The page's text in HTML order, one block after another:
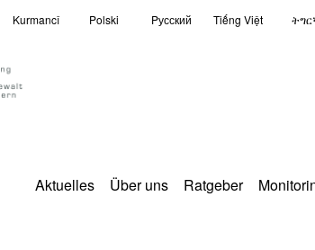
Kurmancî Polski Pусский Tiếng Việt
Aktuelles Über uns Ratgeber